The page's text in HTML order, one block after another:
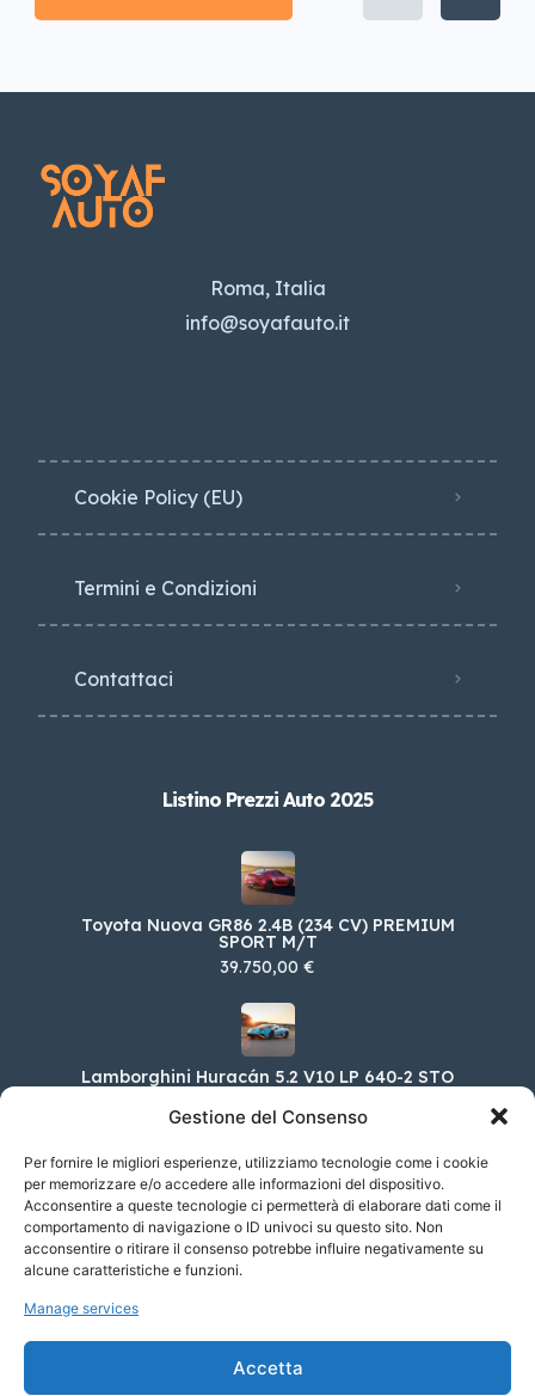
Gestione del Consenso
Per fornire le migliori esperienze, utilizziamo tecnologie come i cookie
per memorizzare e/o accedere alle informazioni del dispositivo.
Acconsentire a queste tecnologie ci permetterà di elaborare dati come il
comportamento di navigazione o ID univoci su questo sito. Non
acconsentire o ritirare il consenso potrebbe influire negativamente su
alcune caratteristiche e funzioni.
Manage services
Accetta
Roma, Italia
info@soyafauto.it
Cookie Policy (EU)
Termini e Condizioni
Contattaci
Listino Prezzi Auto 2025
Toyota Nuova GR86 2.4B (234 CV) PREMIUM
SPORT M/T
39.750,00 €
Lamborghini Huracán 5.2 V10 LP 640-2 STO
DS DS 4 E-Tense 225 Cross Opera
57.500,00 €
Alfa Romeo Giulia 2.2 TD 160cv Tributo
Italiano AT8